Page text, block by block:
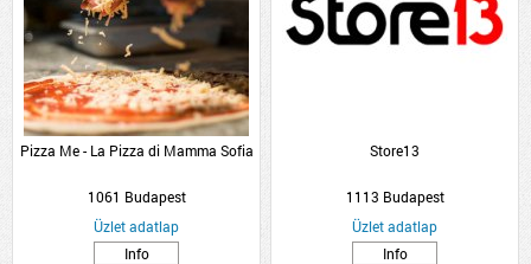
Pizza Me - La Pizza di Mamma Sofia
1061 Budapest
Üzlet adatlap
Info
Store13
1113 Budapest
Üzlet adatlap
Info